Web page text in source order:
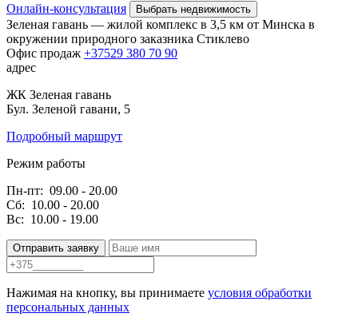
Онлайн-консультация Выбрать недвижимость
Зеленая гавань — жилой комплекс в 3,5 км от Минска в
окружении природного заказника Стиклево
Офис продаж +37529 380 70 90
адрес
ЖК Зеленая гавань
Бул. Зеленой гавани, 5
Подробный маршрут
Режим работы
Пн-пт: 09.00 - 20.00
Сб: 10.00 - 20.00
Вс: 10.00 - 19.00
Отправить заявку
Нажимая на кнопку, вы принимаете условия обработки
персональных данных